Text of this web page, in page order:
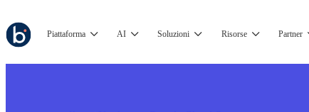
Piattaforma AI Soluzioni Risorse Partner